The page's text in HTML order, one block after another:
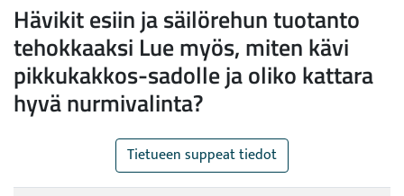
Hävikit esiin ja säilörehun tuotanto
tehokkaaksi Lue myös, miten kävi
pikkukakkos-sadolle ja oliko kattara
hyvä nurmivalinta?
Tietueen suppeat tiedot